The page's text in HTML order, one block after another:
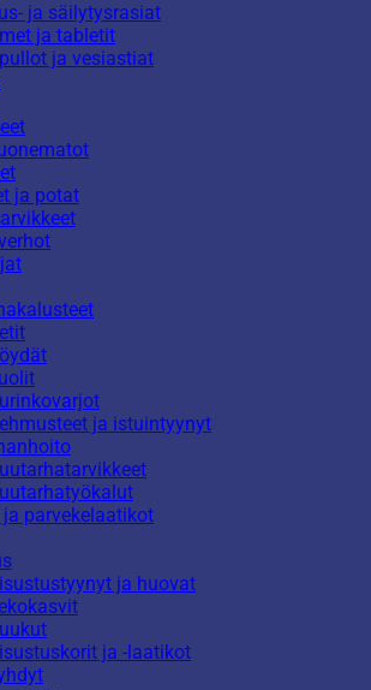
ja säilytysrasiat
ja tabletit
ja vesiastiat
ja potat
ja istuintyynyt
ja parvekelaatikot
ja huovat
ja -laatikot